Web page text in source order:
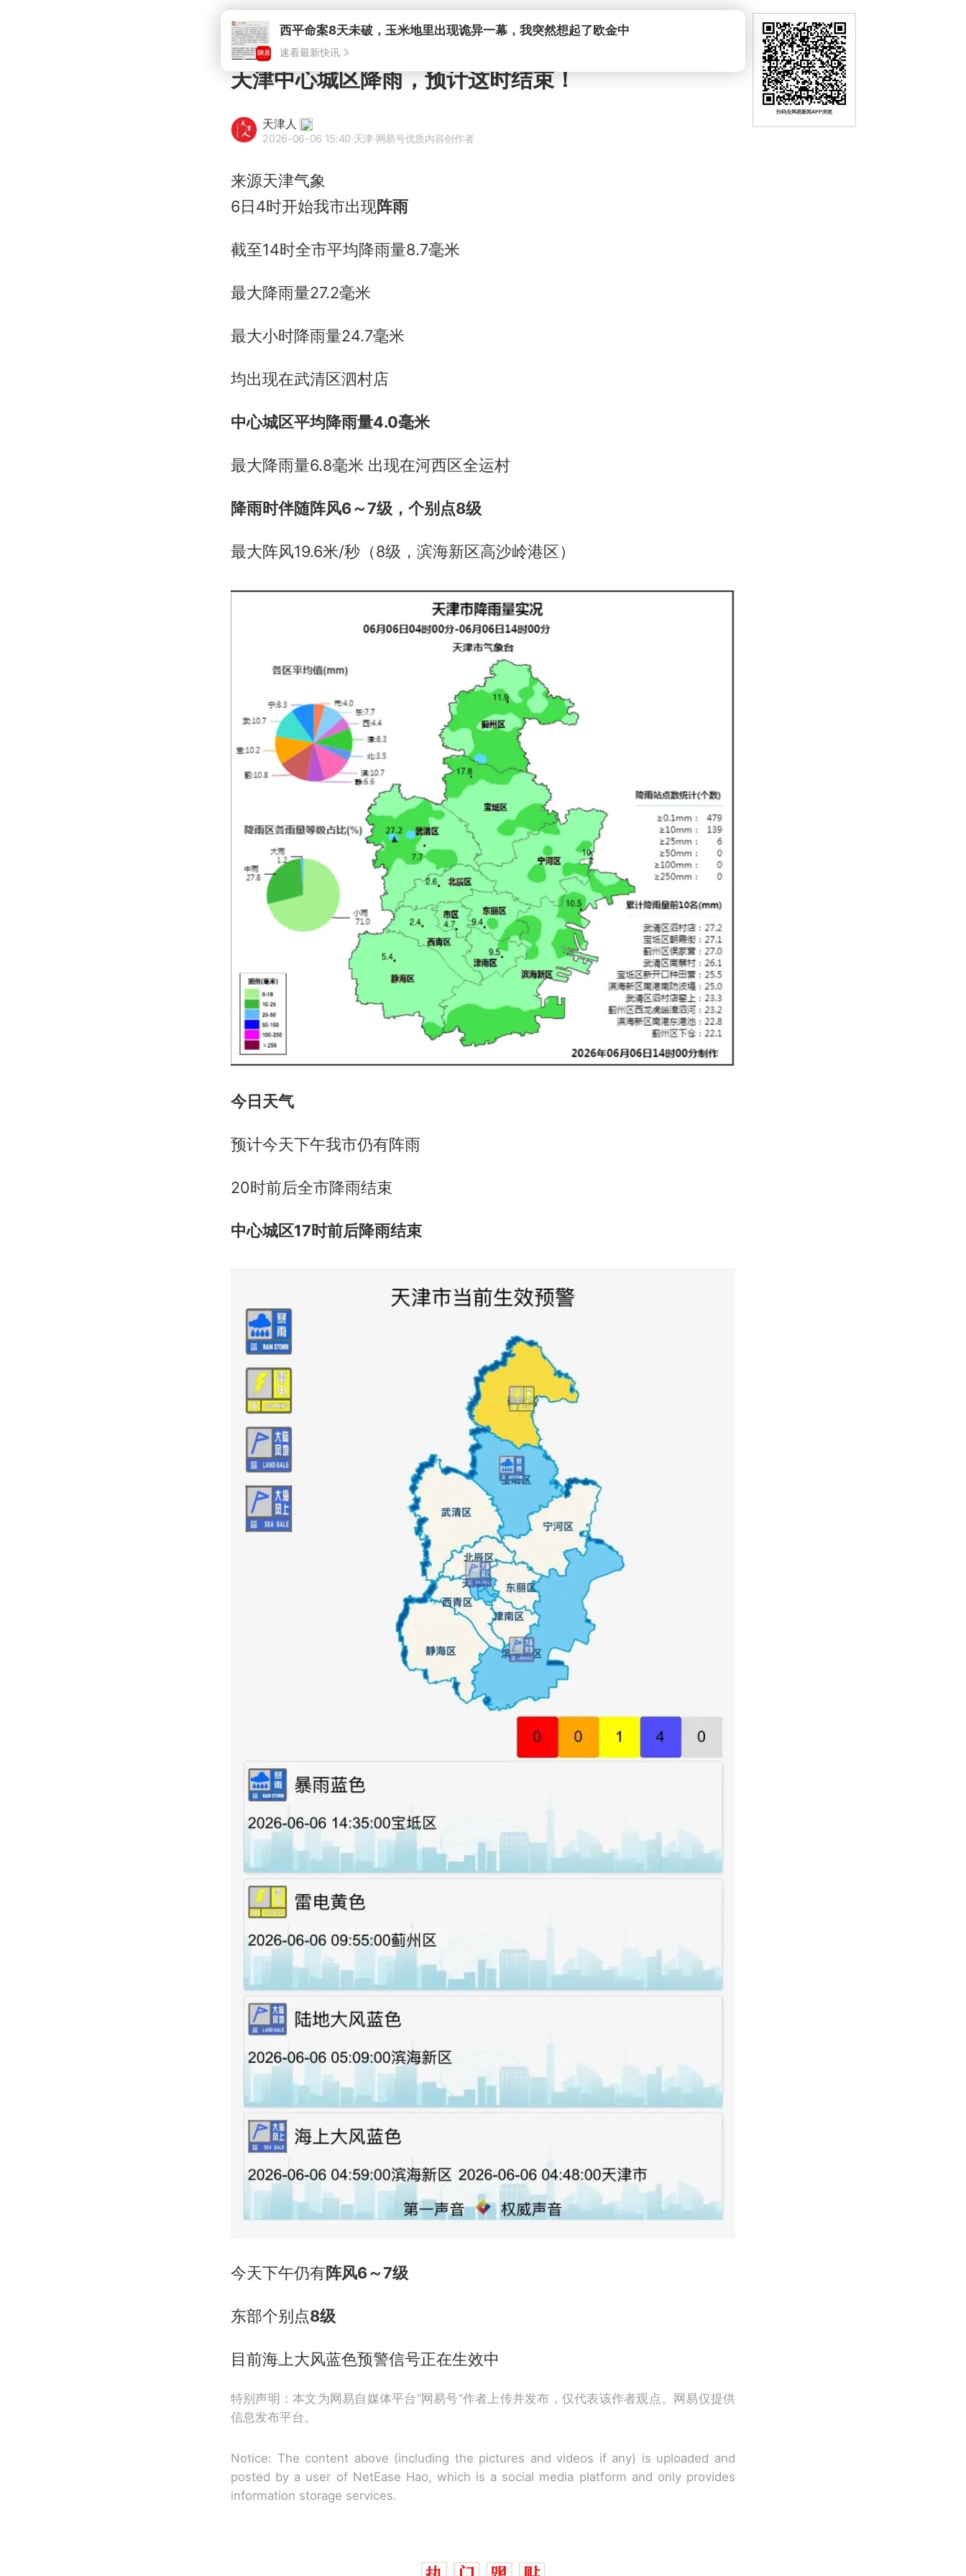
西平命案8天未破，玉米地里出现诡异一幕，我突然想起了欧金中
速看最新快讯
天津中心城区降雨，预计这时结束！
天津人
2026-06-06 15:40·天津·网易号优质内容创作者
来源天津气象
6日4时开始我市出现阵雨
截至14时全市平均降雨量8.7毫米
最大降雨量27.2毫米
最大小时降雨量24.7毫米
均出现在武清区泗村店
中心城区平均降雨量4.0毫米
最大降雨量6.8毫米 出现在河西区全运村
降雨时伴随阵风6～7级，个别点8级
最大阵风19.6米/秒（8级，滨海新区高沙岭港区）
今日天气
预计今天下午我市仍有阵雨
20时前后全市降雨结束
中心城区17时前后降雨结束
今天下午仍有阵风6～7级
东部个别点8级
目前海上大风蓝色预警信号正在生效中
特别声明：本文为网易自媒体平台“网易号”作者上传并发布，仅代表该作者观点。网易仅提供
信息发布平台。
Notice: The content above (including the pictures and videos if any) is uploaded and
posted by a user of NetEase Hao, which is a social media platform and only provides
information storage services.
扫码去网易新闻APP浏览